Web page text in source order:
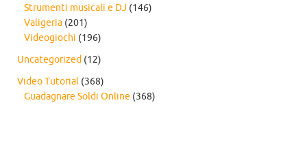
Strumenti musicali e DJ (146)
Valigeria (201)
Videogiochi (196)
Uncategorized (12)
Video Tutorial (368)
Guadagnare Soldi Online (368)